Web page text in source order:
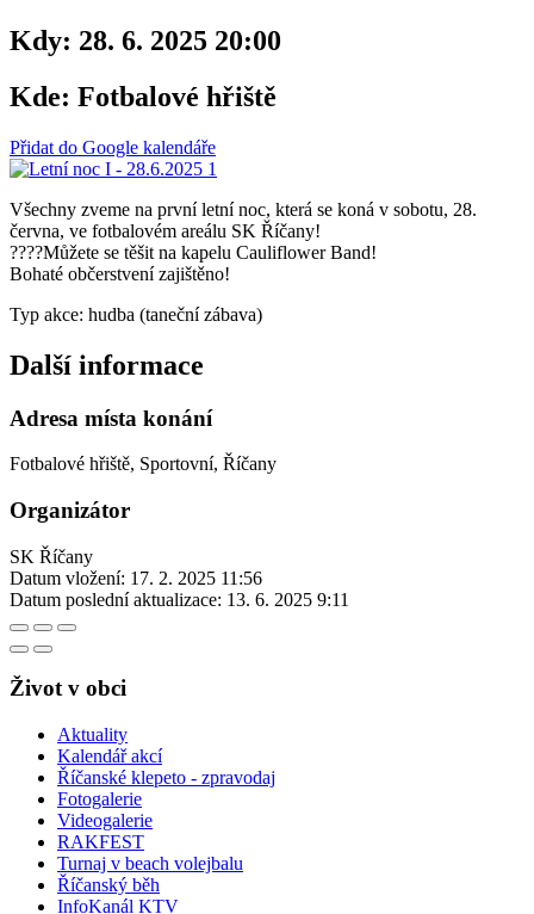
Kdy: 28. 6. 2025 20:00
Kde: Fotbalové hřiště
Přidat do Google kalendáře
Všechny zveme na první letní noc, která se koná v sobotu, 28.
června, ve fotbalovém areálu SK Říčany!
????Můžete se těšit na kapelu Cauliflower Band!
Bohaté občerstvení zajištěno!
Typ akce: hudba (taneční zábava)
Další informace
Adresa místa konání
Fotbalové hřiště, Sportovní, Říčany
Organizátor
SK Říčany
Datum vložení: 17. 2. 2025 11:56
Datum poslední aktualizace: 13. 6. 2025 9:11
Život v obci
Aktuality
Kalendář akcí
Říčanské klepeto - zpravodaj
Fotogalerie
Videogalerie
RAKFEST
Turnaj v beach volejbalu
Říčanský běh
InfoKanál KTV